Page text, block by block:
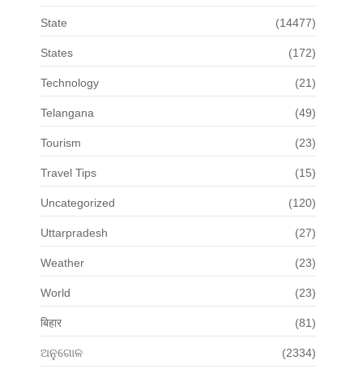
State (14477)
States (172)
Technology (21)
Telangana (49)
Tourism (23)
Travel Tips (15)
Uncategorized (120)
Uttarpradesh (27)
Weather (23)
World (23)
बिहार (81)
ଅନୁଗୋଳ (2334)